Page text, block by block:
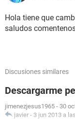
Hola tiene que
saludos
Discusiones similares
Descargarme
jimenezjesus1965 - 30
javier - 3 jun 2013 a